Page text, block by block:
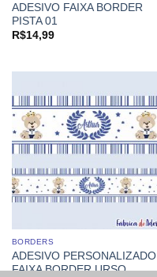
ADESIVO FAIXA BORDER
PISTA 01
R$14,99
BORDERS
ADESIVO PERSONALIZADO
FAIXA BORDER URSO